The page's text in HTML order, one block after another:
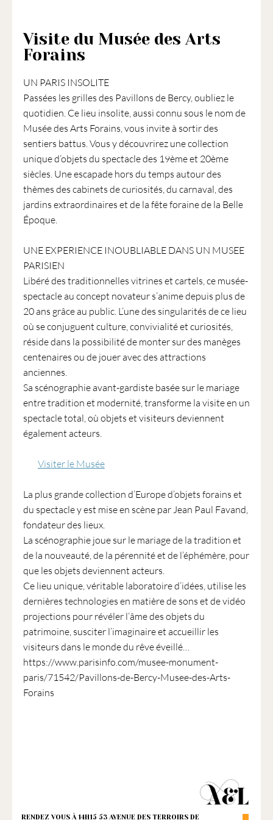
une
vocation
culturelle.
Visite du Musée des Arts
Forains
UN PARIS INSOLITE
Passées les grilles des Pavillons de Bercy, oubliez le
quotidien. Ce lieu insolite, aussi connu sous le nom de
Musée des Arts Forains, vous invite à sortir des
sentiers battus. Vous y découvrirez une collection
unique d’objets du spectacle des 19ème et 20ème
siècles. Une escapade hors du temps autour des
thèmes des cabinets de curiosités, du carnaval, des
jardins extraordinaires et de la fête foraine de la Belle
Époque.
UNE EXPERIENCE INOUBLIABLE DANS UN MUSEE
PARISIEN
Libéré des traditionnelles vitrines et cartels, ce musée-
spectacle au concept novateur s’anime depuis plus de
20 ans grâce au public. L’une des singularités de ce lieu
où se conjuguent culture, convivialité et curiosités,
réside dans la possibilité de monter sur des manèges
centenaires ou de jouer avec des attractions
anciennes.
Sa scénographie avant-gardiste basée sur le mariage
entre tradition et modernité, transforme la visite en un
spectacle total, où objets et visiteurs deviennent
également acteurs.
Visiter le Musée
La plus grande collection d’Europe d’objets forains et
du spectacle y est mise en scène par Jean Paul Favand,
fondateur des lieux.
La scénographie joue sur le mariage de la tradition et
de la nouveauté, de la pérennité et de l’éphémère, pour
que les objets deviennent acteurs.
Ce lieu unique, véritable laboratoire d’idées, utilise les
dernières technologies en matière de sons et de vidéo
projections pour révéler l‘âme des objets du
patrimoine, susciter l’imaginaire et accueillir les
visiteurs dans le monde du rêve éveillé…
https://www.parisinfo.com/musee-monument-
paris/71542/Pavillons-de-Bercy-Musee-des-Arts-
Forains
RENDEZ VOUS À 14H15 53 AVENUE DES TERROIRS DE